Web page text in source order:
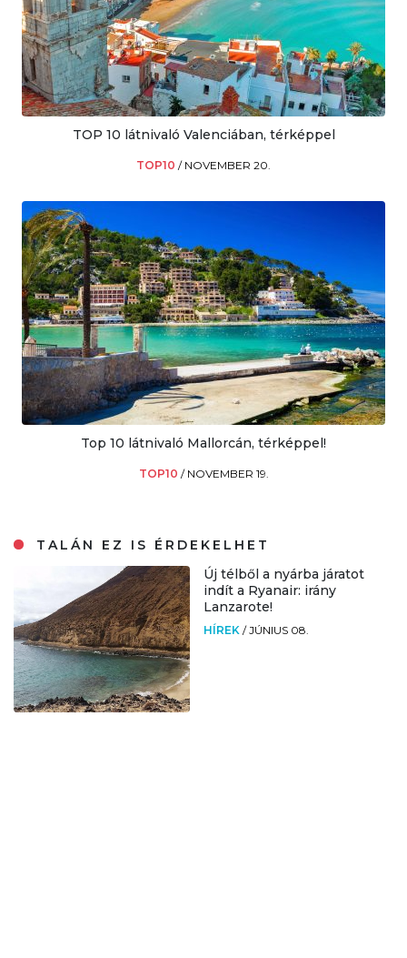
TOP 10 látnivaló Valenciában, térképpel
TOP10 / NOVEMBER 20.
Top 10 látnivaló Mallorcán, térképpel!
TOP10 / NOVEMBER 19.
TALÁN EZ IS ÉRDEKELHET
Új télből a nyárba járatot
indít a Ryanair: irány
Lanzarote!
HÍREK /JÚNIUS 08.